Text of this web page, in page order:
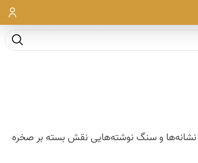
ورود
جست و
نشانه‌ها و سنگ نوشته‌هایی نقش بسته بر صخره